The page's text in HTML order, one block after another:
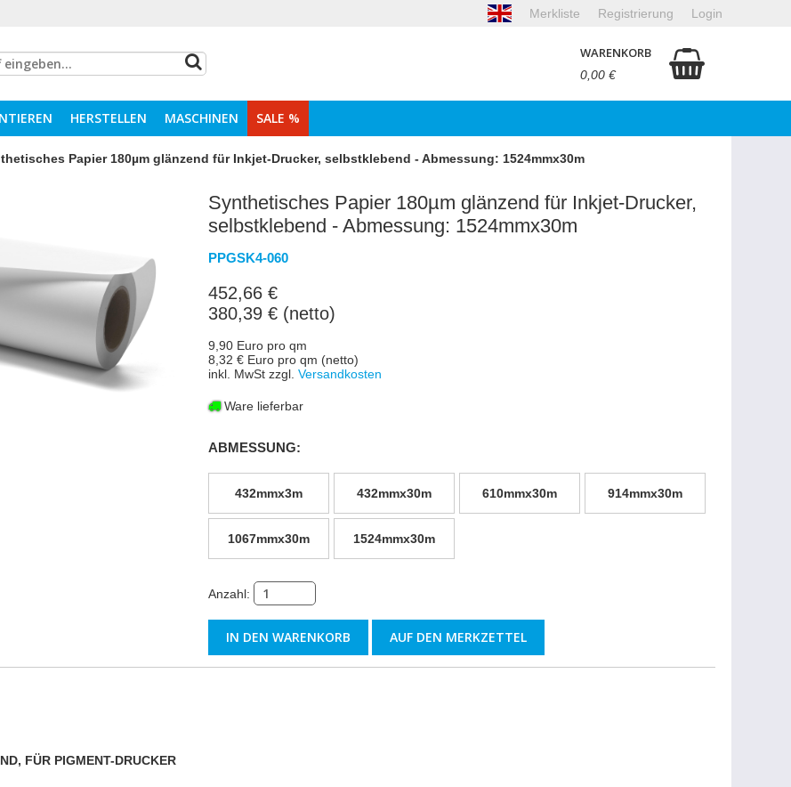
Login
Registrierung
Merkliste
WARENKORB
0,00 €
HERSTELLEN MASCHINEN SALE %
Papier 180µm glänzend für Inkjet-Drucker, selbstklebend - Abmessung: 1524mmx30m
Synthetisches Papier 180µm glänzend für Inkjet-Drucker,
selbstklebend - Abmessung: 1524mmx30m
PPGSK4-060
452,66 €
380,39 € (netto)
9,90 Euro pro qm
8,32 € Euro pro qm (netto)
inkl. MwSt zzgl. Versandkosten
Ware lieferbar
ABMESSUNG:
432mmx3m 432mmx30m 610mmx30m 914mmx30m
1067mmx30m 1524mmx30m
Anzahl:
AUF DEN MERKZETTEL
FÜR PIGMENT-DRUCKER